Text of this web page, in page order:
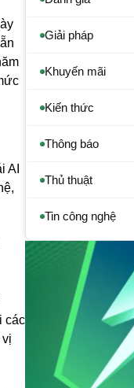
AI
các
Giải pháp
Khuyến mãi
Kiến thức
Thông báo
Thủ thuật
Tin công nghệ